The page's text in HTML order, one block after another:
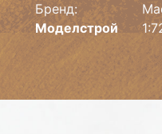
Бренд:
Моделстрой